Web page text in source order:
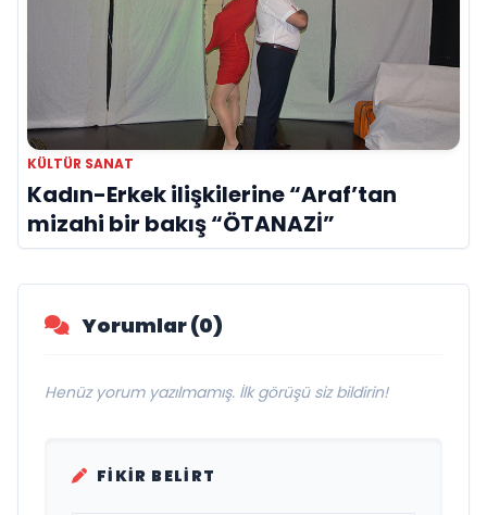
KÜLTÜR SANAT
Kadın-Erkek ilişkilerine “Araf’tan
mizahi bir bakış “ÖTANAZİ”
Yorumlar (0)
Henüz yorum yazılmamış. İlk görüşü siz bildirin!
FIKIR BELIRT